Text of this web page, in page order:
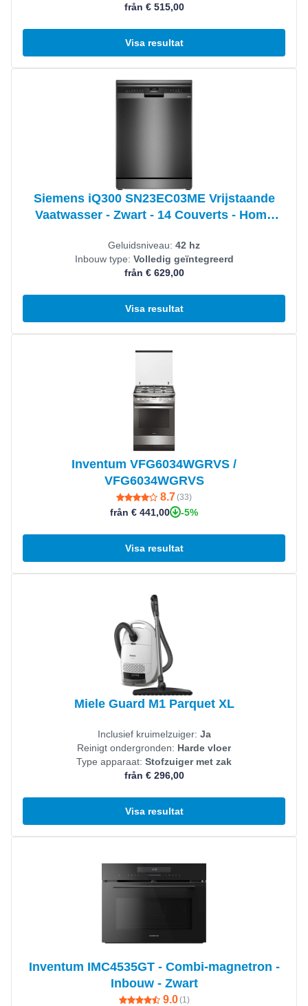
från € 515,00
Visa resultat
Siemens iQ300 SN23EC03ME Vrijstaande
Vaatwasser - Zwart - 14 Couverts - Home
Geluidsniveau: 42 hz
Inbouw type: Volledig geïntegreerd
från € 629,00
Visa resultat
Inventum VFG6034WGRVS /
VFG6034WGRVS
8.7(33)
från € 441,00 -5%
Visa resultat
Miele Guard M1 Parquet XL
Inclusief kruimelzuiger: Ja
Reinigt ondergronden: Harde vloer
Type apparaat: Stofzuiger met zak
från € 296,00
Visa resultat
Inventum IMC4535GT - Combi-magnetron -
Inbouw - Zwart
9.0(1 )